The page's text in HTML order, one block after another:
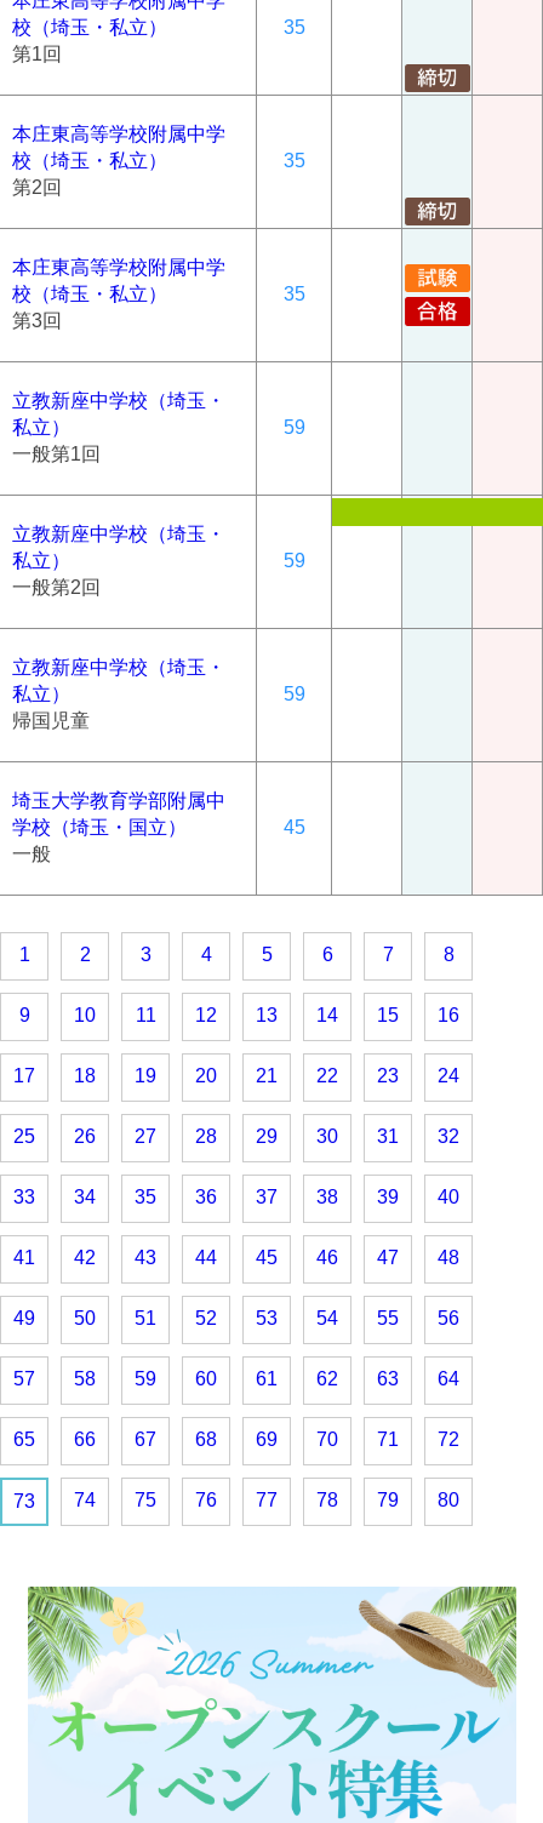
校（埼玉・私立）
第1回
35
本庄東高等学校附属中学
校（埼玉・私立）
第2回
35
本庄東高等学校附属中学
校（埼玉・私立）
第3回
35
立教新座中学校（埼玉・
私立）
一般第1回
59
立教新座中学校（埼玉・
私立）
一般第2回
59
立教新座中学校（埼玉・
私立）
帰国児童
59
埼玉大学教育学部附属中
学校（埼玉・国立）
一般
45
1 2 3 4 5 6 7 8
9 10 11 12 13 14 15 16
17 18 19 20 21 22 23 24
25 26 27 28 29 30 31 32
33 34 35 36 37 38 39 40
41 42 43 44 45 46 47 48
49 50 51 52 53 54 55 56
57 58 59 60 61 62 63 64
65 66 67 68 69 70 71 72
73 74 75 76 77 78 79 80